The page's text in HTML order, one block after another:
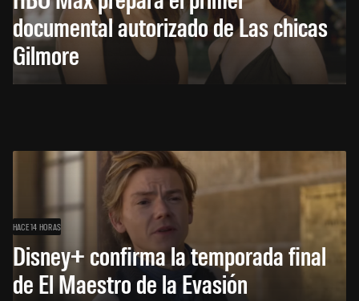
documental autorizado de Las chicas
Gilmore
HACE 14 HORAS
Disney+ confirma la temporada final
de El Maestro de la Evasión